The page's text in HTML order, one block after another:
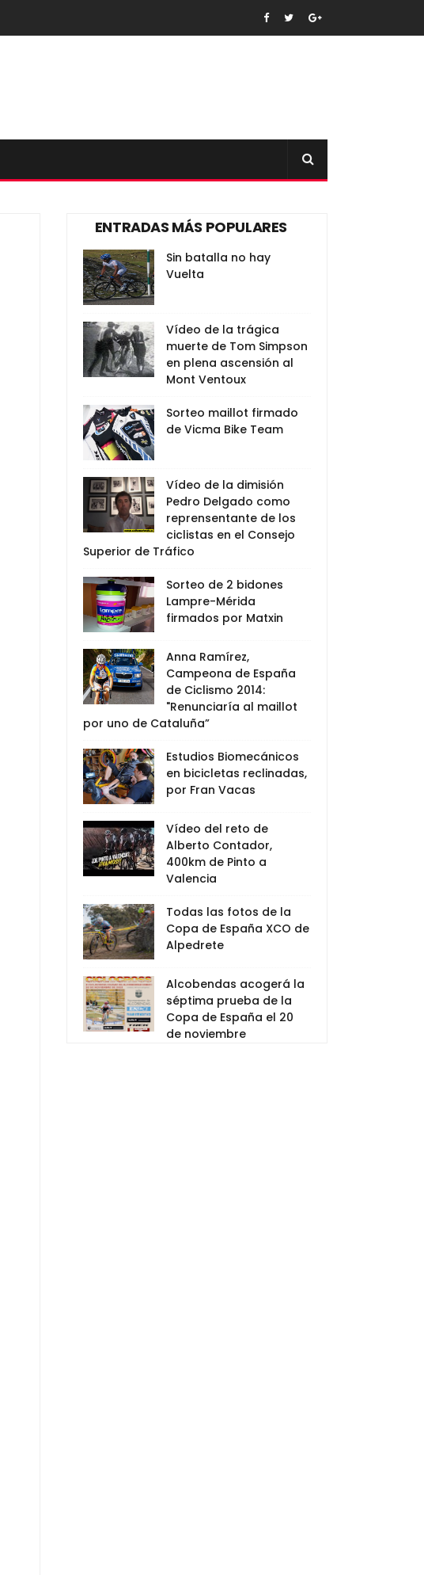
ENTRADAS MÁS POPULARES
Sin batalla no hay
Vuelta
Vídeo de la trágica
muerte de Tom Simpson
en plena ascensión al
Mont Ventoux
Sorteo maillot firmado
de Vicma Bike Team
Vídeo de la dimisión
Pedro Delgado como
reprensentante de los
ciclistas en el Consejo
Superior de Tráfico
Sorteo de 2 bidones
Lampre-Mérida
firmados por Matxin
Anna Ramírez,
Campeona de España
de Ciclismo 2014:
"Renunciaría al maillot
por uno de Cataluña”
Estudios Biomecánicos
en bicicletas reclinadas,
por Fran Vacas
Vídeo del reto de
Alberto Contador,
400km de Pinto a
Valencia
Todas las fotos de la
Copa de España XCO de
Alpedrete
Alcobendas acogerá la
séptima prueba de la
Copa de España el 20
de noviembre